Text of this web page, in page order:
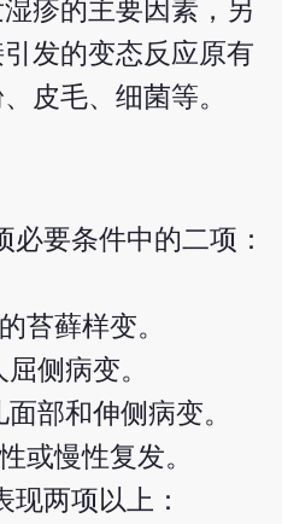
疹的主要因素，另
发的变态反应原有
皮毛、细菌等。
必要条件中的二项：
苔藓样变。
屈侧病变。
面部和伸侧病变。
或慢性复发。
现两项以上：